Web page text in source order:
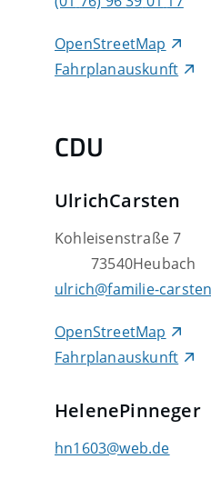
OpenStreetMap
Fahrplanauskunft
CDU
UlrichCarsten
Kohleisenstraße 7
73540Heubach
OpenStreetMap
Fahrplanauskunft
ulrich@familie-
HelenePinneger
hn1603@web.de